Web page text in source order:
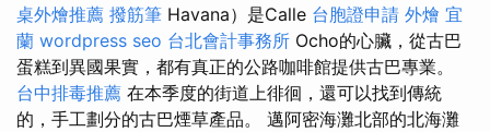
桌外燴推薦 撥筋筆 Havana）是Calle 台胞證申請 外燴 宜
蘭 wordpress seo 台北會計事務所 Ocho的心臟，從古巴
蛋糕到異國果實，都有真正的公路咖啡館提供古巴專業。
台中排毒推薦 在本季度的街道上徘徊，還可以找到傳統
的，手工劃分的古巴煙草產品。 邁阿密海灘北部的北海灘